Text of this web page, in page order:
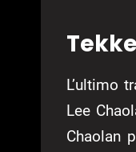
L’ultimo
Lee
Chaolan